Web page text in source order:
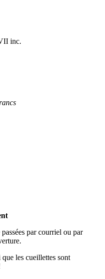
inc.
par courriel ou par
les cueillettes sont